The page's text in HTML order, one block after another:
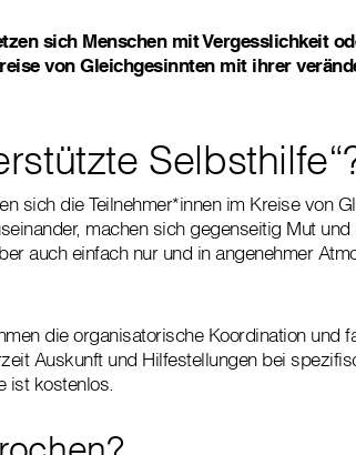
sich Menschen mit Vergesslichkeit
von Gleichgesinnten mit ihrer
sich die Teilnehmer*innen im Kreise von
machen sich gegenseitig Mut und
auch einfach nur und in angenehmer
die organisatorische Koordination und
Auskunft und Hilfestellungen bei
ist kostenlos.